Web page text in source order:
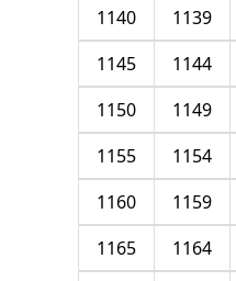
1139
1140
1144
1145
1149
1150
1154
1155
1159
1160
1164
1165